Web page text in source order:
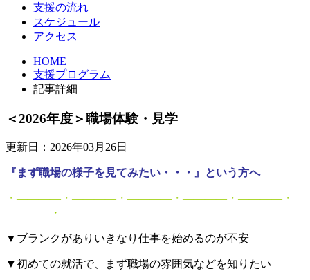
支援の流れ
スケジュール
アクセス
HOME
支援プログラム
記事詳細
＜2026年度＞職場体験・見学
更新日：2026年03月26日
『まず職場の様子を見てみたい・・・』という方へ
・――――・――――・――――・――――・――――・
――――・
▼ブランクがありいきなり仕事を始めるのが不安
▼初めての就活で、まず職場の雰囲気などを知りたい